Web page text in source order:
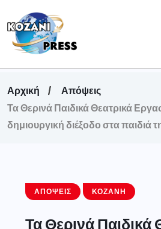
Αρχική
Απόψεις
Τα Θερινά Παιδικά Θεατρικά
δημιουργική διέξοδο στα παιδιά
ΑΠΌΨΕΙΣ ΚΟΖΆΝΗ
Τα Θερινά Παιδικά